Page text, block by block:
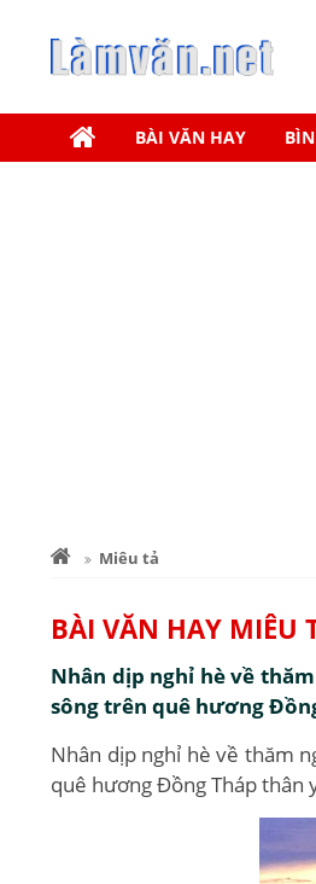
BÀI VĂN HAY
Miêu tả
BÀI VĂN HAY MIÊU
Nhân dịp nghỉ hè về
sông trên quê hương
Nhân dịp nghỉ hè về thăm
quê hương Đồng Tháp thân